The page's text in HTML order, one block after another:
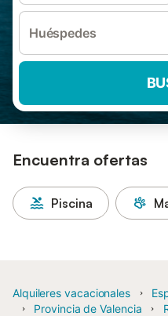
Huéspedes
Encuentra ofertas
Piscina
Alquileres vacacionales
Provincia de Valencia